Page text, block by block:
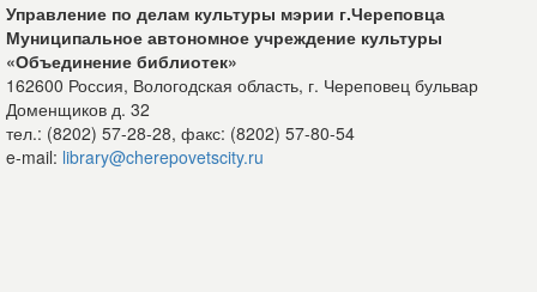
Управление по делам культуры мэрии г.Череповца
Муниципальное автономное учреждение культуры
«Объединение библиотек»
162600 Россия, Вологодская область, г. Череповец бульвар
Доменщиков д. 32
тел.: (8202) 57-28-28, факс: (8202) 57-80-54
e-mail: library@cherepovetscity.ru